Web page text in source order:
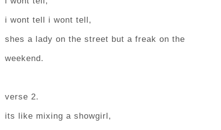
i wont tell i wont tell,
shes a lady on the street but a freak on the
weekend.
verse 2.
its like mixing a showgirl,